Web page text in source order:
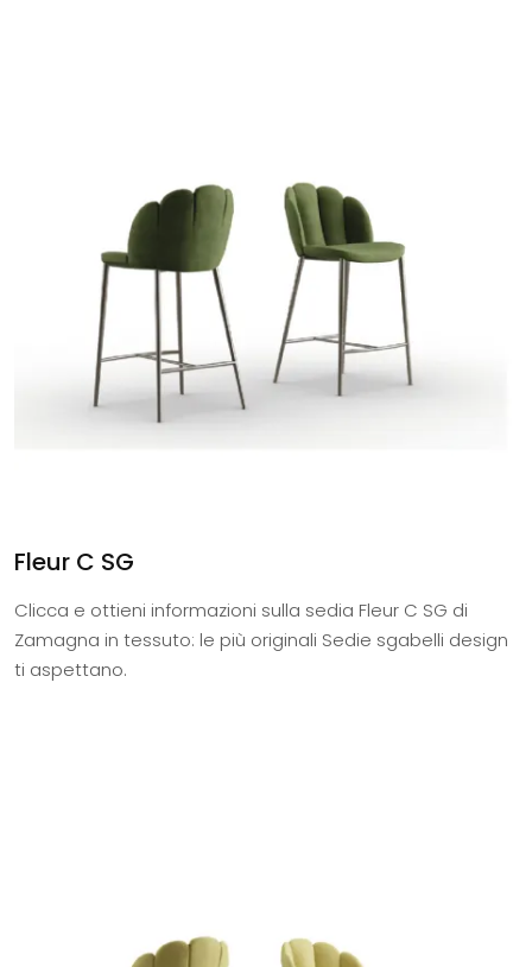
Fleur C SG
Clicca e ottieni informazioni sulla sedia Fleur C SG di
Zamagna in tessuto: le più originali Sedie sgabelli design
ti aspettano.